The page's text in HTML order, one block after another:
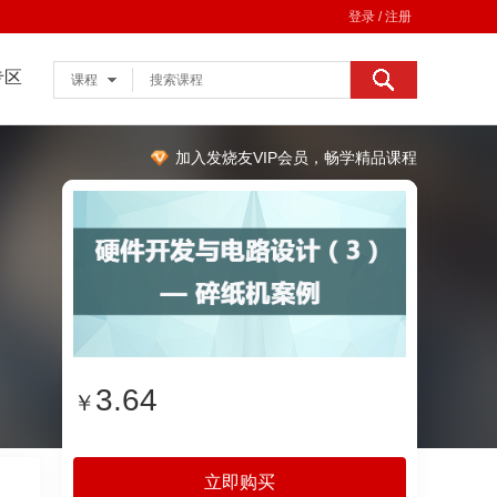
登录 / 注册
区 课程
加入发烧友VIP会员，畅学精品课程
￥ 3.64
立即购买